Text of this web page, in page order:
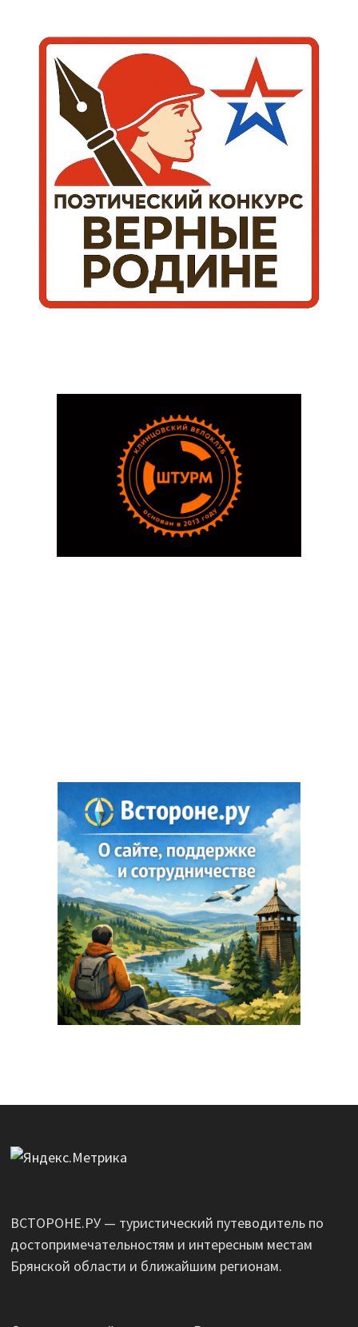
ВСТОРОНЕ.РУ — туристический путеводитель по
достопримечательностям и интересным местам
Брянской области и ближайшим регионам.